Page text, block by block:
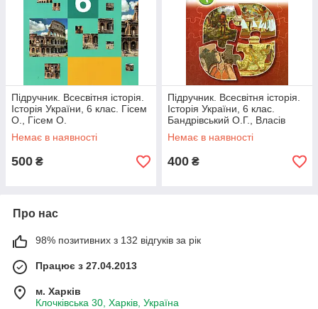
Підручник. Всесвітня історія.
Історія України, 6 клас. Гісем
О., Гісем О.
Немає в наявності
500 ₴
Підручник. Всесвітня історія.
Історія України, 6 клас.
Бандрівський О.Г., Власів
В.С. (2019р.)
Немає в наявності
400 ₴
Про нас
98% позитивних з 132 відгуків за рік
Працює з 27.04.2013
м. Харків
Клочківська 30, Харків, Україна